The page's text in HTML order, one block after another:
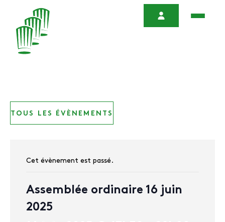
TOUS LES ÉVÈNEMENTS
Cet évènement est passé.
Assemblée ordinaire 16 juin
2025